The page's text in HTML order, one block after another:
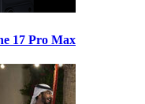
iPhone 17 Pro Max